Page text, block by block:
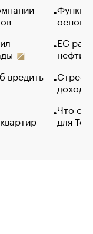
вредить
основ
ЕС
нефти
Что
для